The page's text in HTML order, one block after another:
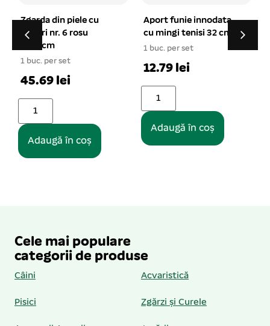
Aport funie innodata
cu mingi tenisi 32 cm
1 buc. per set
12.79 lei
Adaugă în coș
Castron dublu plastic
oval 2×0.18 l
1 buc. per set
7.66 lei
Adaugă în coș
Cele mai populare
categorii de produse
Câini Acvaristică
Pisici Zgărzi și Curele